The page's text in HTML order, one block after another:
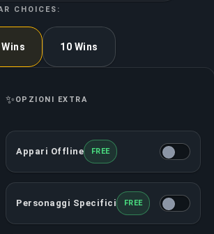
CHOICES:
Wins 10 Wins
✨ OPZIONI EXTRA
Questa opzione renderà il tuo
Appari Offline FREE
Puoi determinare con quali
Personaggi Specifici FREE